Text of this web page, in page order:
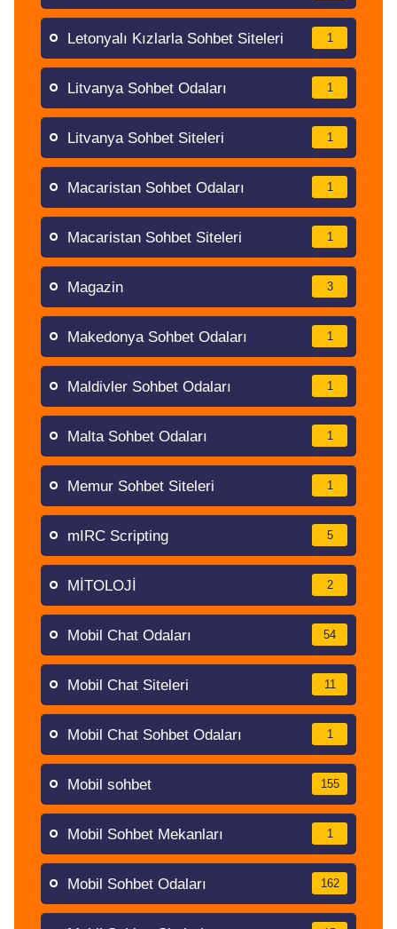
Letonyalı Kızlarla Sohbet Siteleri 1
Litvanya Sohbet Odaları 1
Litvanya Sohbet Siteleri 1
Macaristan Sohbet Odaları 1
Macaristan Sohbet Siteleri 1
Magazin 3
Makedonya Sohbet Odaları 1
Maldivler Sohbet Odaları 1
Malta Sohbet Odaları 1
Memur Sohbet Siteleri 1
mIRC Scripting 5
MİTOLOJİ 2
Mobil Chat Odaları 54
Mobil Chat Siteleri 11
Mobil Chat Sohbet Odaları 1
Mobil sohbet 155
Mobil Sohbet Mekanları 1
Mobil Sohbet Odaları 162